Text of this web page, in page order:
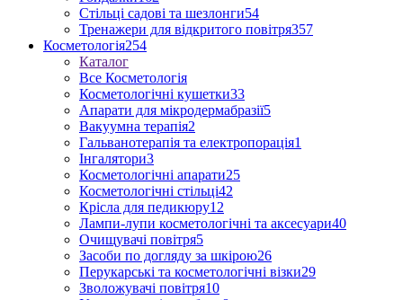
Стільці садові та шезлонги54
Тренажери для відкритого повітря357
Косметологія254
Каталог
Все Косметологія
Косметологічні кушетки33
Апарати для мікродермабразії5
Вакуумна терапія2
Гальванотерапія та електропорація1
Інгалятори3
Косметологічні апарати25
Косметологічні стільці42
Крісла для педикюру12
Лампи-лупи косметологічні та аксесуари40
Очищувачі повітря5
Засоби по догляду за шкірою26
Перукарські та косметологічні візки29
Зволожувачі повітря10